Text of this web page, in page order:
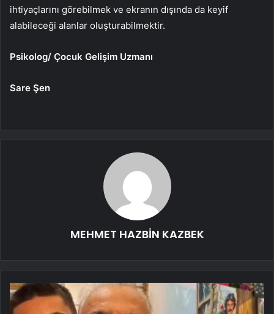
ihtiyaçlarını görebilmek ve ekranın dışında da keyif
alabileceği alanlar oluşturabilmektir.
Psikolog/ Çocuk Gelişim Uzmanı
Sare Şen
MEHMET HAZBİN KAZBEK